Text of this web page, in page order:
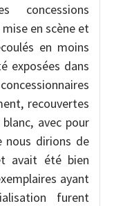
concessions
en scène et
en moins
exposées dans
recouvertes
avec pour
nous dirions de
avait été bien
ayant
furent